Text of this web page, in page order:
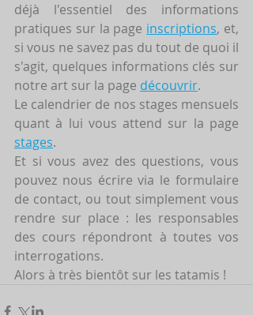
déjà l'essentiel des informations
pratiques sur la page inscriptions, et,
si vous ne savez pas du tout de quoi il
s'agit, quelques informations clés sur
notre art sur la page découvrir.
Le calendrier de nos stages mensuels
stages.
Et si vous avez des questions, vous
pouvez nous écrire via le formulaire
de contact, ou tout simplement vous
rendre sur place : les responsables
des cours répondront à toutes vos
interrogations.
Alors à très bientôt sur les tatamis !